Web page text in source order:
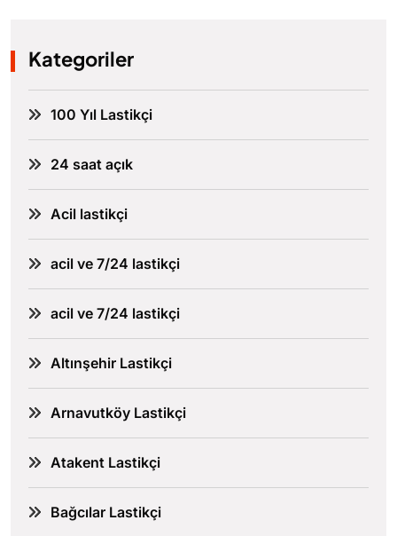
Kategoriler
100 Yıl Lastikçi
24 saat açık
Acil lastikçi
acil ve 7/24 lastikçi
acil ve 7/24 lastikçi
Altınşehir Lastikçi
Arnavutköy Lastikçi
Atakent Lastikçi
Bağcılar Lastikçi